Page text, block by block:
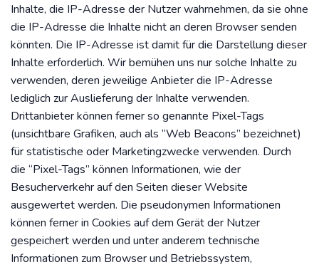
Inhalte, die IP-Adresse der Nutzer wahrnehmen, da sie ohne
die IP-Adresse die Inhalte nicht an deren Browser senden
könnten. Die IP-Adresse ist damit für die Darstellung dieser
Inhalte erforderlich. Wir bemühen uns nur solche Inhalte zu
verwenden, deren jeweilige Anbieter die IP-Adresse
lediglich zur Auslieferung der Inhalte verwenden.
Drittanbieter können ferner so genannte Pixel-Tags
(unsichtbare Grafiken, auch als “Web Beacons” bezeichnet)
für statistische oder Marketingzwecke verwenden. Durch
die “Pixel-Tags” können Informationen, wie der
Besucherverkehr auf den Seiten dieser Website
ausgewertet werden. Die pseudonymen Informationen
können ferner in Cookies auf dem Gerät der Nutzer
gespeichert werden und unter anderem technische
Informationen zum Browser und Betriebssystem,